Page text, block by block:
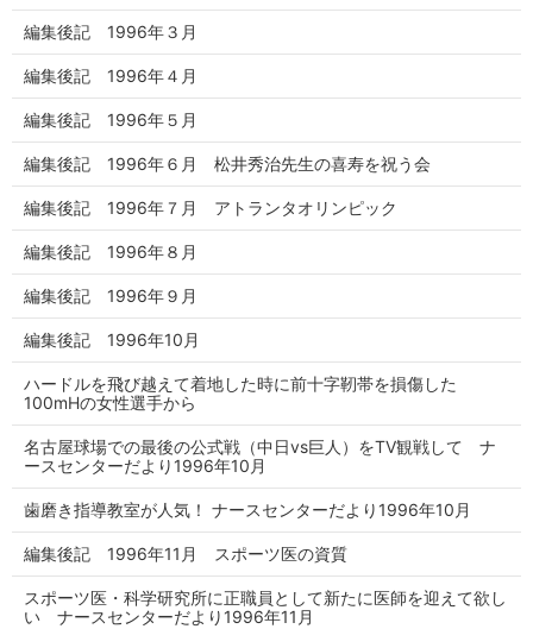
編集後記 1996年３月
編集後記 1996年４月
編集後記 1996年５月
編集後記 1996年６月 松井秀治先生の喜寿を祝う会
編集後記 1996年７月 アトランタオリンピック
編集後記 1996年８月
編集後記 1996年９月
編集後記 1996年10月
ハードルを飛び越えて着地した時に前十字靭帯を損傷した
100mHの女性選手から
名古屋球場での最後の公式戦（中日vs巨人）をTV観戦して ナ
ースセンターだより1996年10月
歯磨き指導教室が人気！ ナースセンターだより1996年10月
編集後記 1996年11月 スポーツ医の資質
スポーツ医・科学研究所に正職員として新たに医師を迎えて欲し
い ナースセンターだより1996年11月